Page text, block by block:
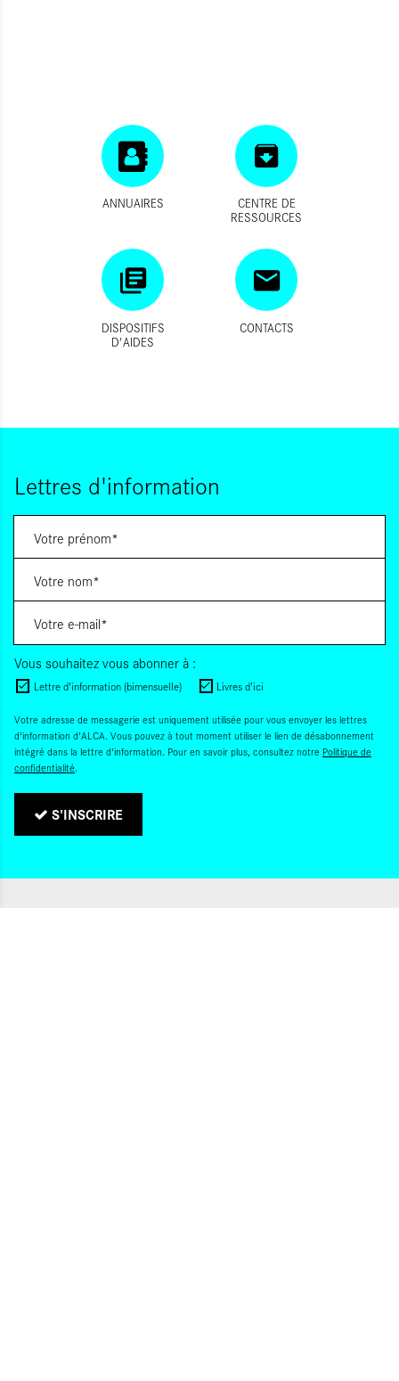
ANNUAIRES
CENTRE DE
RESSOURCES
DISPOSITIFS
D'AIDES
CONTACTS
Lettres d'information
Vous souhaitez vous abonner à :
Lettre d'information (bimensuelle) Livres d'ici
Votre adresse de messagerie est uniquement utilisée pour vous envoyer les lettres
d'information d'ALCA. Vous pouvez à tout moment utiliser le lien de désabonnement
intégré dans la lettre d'information. Pour en savoir plus, consultez notre Politique de
confidentialité.
S'INSCRIRE